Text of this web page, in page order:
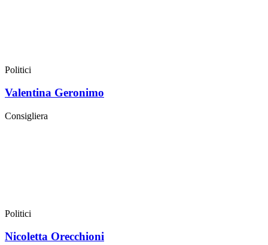
Politici
Valentina Geronimo
Consigliera
Politici
Nicoletta Orecchioni